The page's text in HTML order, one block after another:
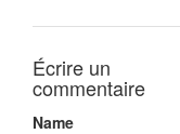
Écrire un
commentaire
Name